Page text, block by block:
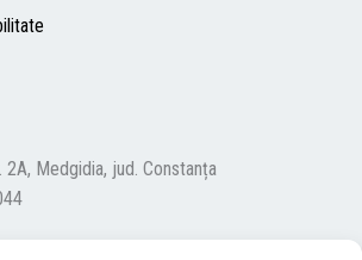
2A, Medgidia, jud. Constanța